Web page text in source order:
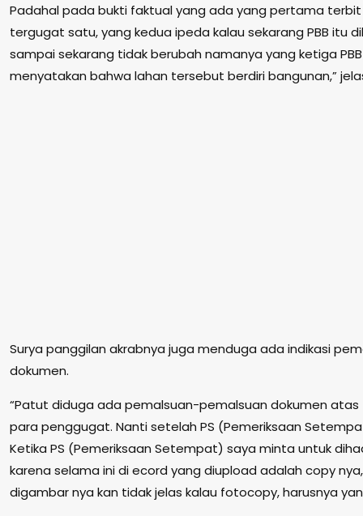
Padahal pada bukti faktual yang ada yang pertama terbit
tergugat satu, yang kedua ipeda kalau sekarang PBB itu
sampai sekarang tidak berubah namanya yang ketiga
menyatakan bahwa lahan tersebut berdiri bangunan,”
Surya panggilan akrabnya juga menduga ada indikasi
dokumen.
“Patut diduga ada pemalsuan-pemalsuan dokumen
para penggugat. Nanti setelah PS (Pemeriksaan
Ketika PS (Pemeriksaan Setempat) saya minta untuk
karena selama ini di ecord yang diupload adalah copy
digambar nya kan tidak jelas kalau fotocopy, harusnya